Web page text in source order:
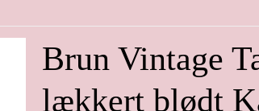
Brun Vintage
lækkert blødt